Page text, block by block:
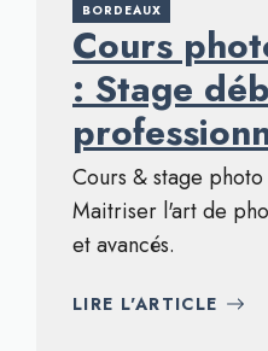
BORDEAUX
Cours
: Stage
Cours & stage
Maitriser l'art de
et avancés.
LIRE L'ARTICLE